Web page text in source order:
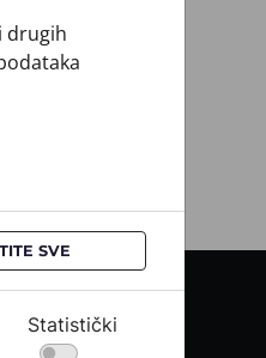
drugih
SVE
Statistički